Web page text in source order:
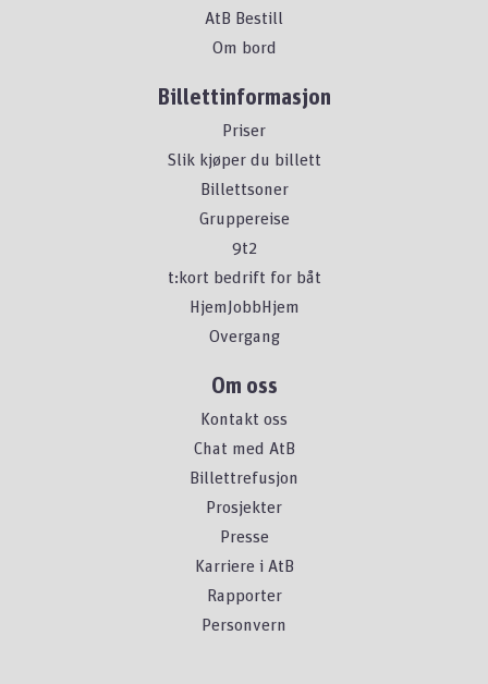
AtB Bestill
Om bord
Billettinformasjon
Priser
Slik kjøper du billett
Billettsoner
Gruppereise
9t2
t:kort bedrift for båt
HjemJobbHjem
Overgang
Om oss
Kontakt oss
Chat med AtB
Billettrefusjon
Prosjekter
Presse
Karriere i AtB
Rapporter
Personvern